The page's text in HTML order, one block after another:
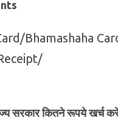
Bhamashaha
सरकार कितने रूपये खर्च